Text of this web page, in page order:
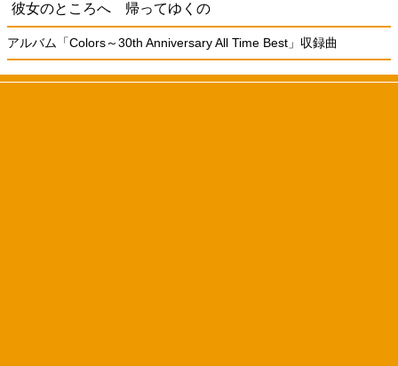
彼女のところへ 帰ってゆくの
アルバム「Colors～30th Anniversary All Time Best」収録曲